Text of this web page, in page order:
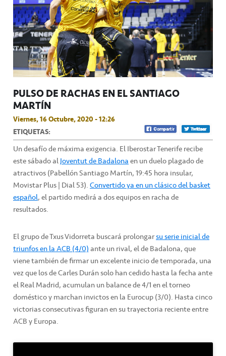
PULSO DE RACHAS EN EL SANTIAGO
MARTÍN
Viernes, 16 Octubre, 2020 - 12:26
ETIQUETAS:
Un desafío de máxima exigencia. El Iberostar Tenerife recibe
este sábado alJoventut de Badalonaen un duelo plagado de
atractivos (Pabellón Santiago Martín, 19:45 hora insular,
Movistar Plus | Dial 53).Convertido ya en un clásico del basket
español, el partido medirá a dos equipos en racha de
resultados.
El grupo de Txus Vidorreta buscará prolongarsu serie inicial de
triunfos en la ACB (4/0)ante un rival, el de Badalona, que
viene también de firmar un excelente inicio de temporada, una
vez que los de Carles Durán solo han cedido hasta la fecha ante
el Real Madrid, acumulan un balance de 4/1 en el torneo
doméstico y marchan invictos en la Eurocup (3/0). Hasta cinco
victorias consecutivas figuran en su trayectoria reciente entre
ACB y Europa.